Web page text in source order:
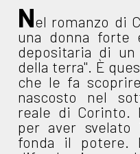
Nel romanzo di
una donna forte
depositaria di
della terra". È
che le fa
nascosto nel
reale di Corinto.
per aver
fonda il potere.